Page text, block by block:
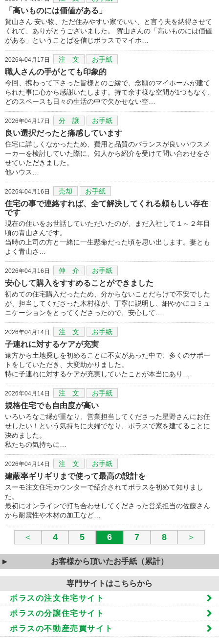
「高いものには価値がある」
賀山さん 安い物、ただ住みやすい家でいい、と言う夫を納得させて
くれて、ありがとうございました。 賀山さんの「高いものには価値
がある」ということばを信じポラスでマイホ…
2026年04月17日 注 文 お手紙
職人さんの手がとても印象的
今回、携わって下さった皆様とのご縁で、念願のマイホームが建て
られた事に心から感謝いたします。持て余す様な空間が1つもなく、
どのスペースも日々の生活の中で欠かせない空…
2026年04月17日 分 譲 お手紙
良い選択だったと痛感しています
住宅に詳しくなかったため、費用と品質のバランスが良いハウスメ
ーカーを検討していた際に、知人から紹介を受けて問い合わせをさ
せていただきました。
他ハウス…
2026年04月16日 売却 お手紙
住宅の事で連絡すれば、全て解決してくれる頼もしい存在
です
現在の住いをお世話していただいたのが、まだ入社して１～２年目
頃の青山さんです。
当時の上司の方と一緒に一生懸命だった頃を思い出します。妻とも
よく青山さ…
2026年04月16日 仲 介 お手紙
安心して購入をすすめることができました
初めての住宅購入だったため、分からないことだらけで不安でした
が、担当してくださった木村様が、丁寧に説明し、細やかにコミュ
ニケーションをとってくださったので、安心して…
2026年04月14日 注 文 お手紙
子連れに対するケアが充実
遠方から土地探しを初めることに不安があった中で、多くのサポー
トをしていただき、大変助かりました。
特に子連れに対するケアが充実していたことが本当にあり…
2026年04月14日 注 文 お手紙
規格住宅でも自由度が高い
いろいろなご縁が重なり、営業担当してくださった星野さんにお任
せしたい！という気持ちに夫婦でなり、ポラスで家を建てることに
決めました。
私たちの気持ちに…
2026年04月14日 注 文 お手紙
建蔽率ギリギリまで使って最高の設計を
スーモ注文住宅カウンターで紹介されてポラスを初めて知りまし
た。
最初にオンラインで打ち合わせしてくださった営業担当の佐藤さん
から耐震性や木材の加工など…
＜ 4 5 6 7 8 ＞
お客様から頂いたお手紙（累計）
専門サイトはこちらから
ポラスの注文住宅サイト
ポラスの分譲住宅サイト
ポラスの不動産売買サイト